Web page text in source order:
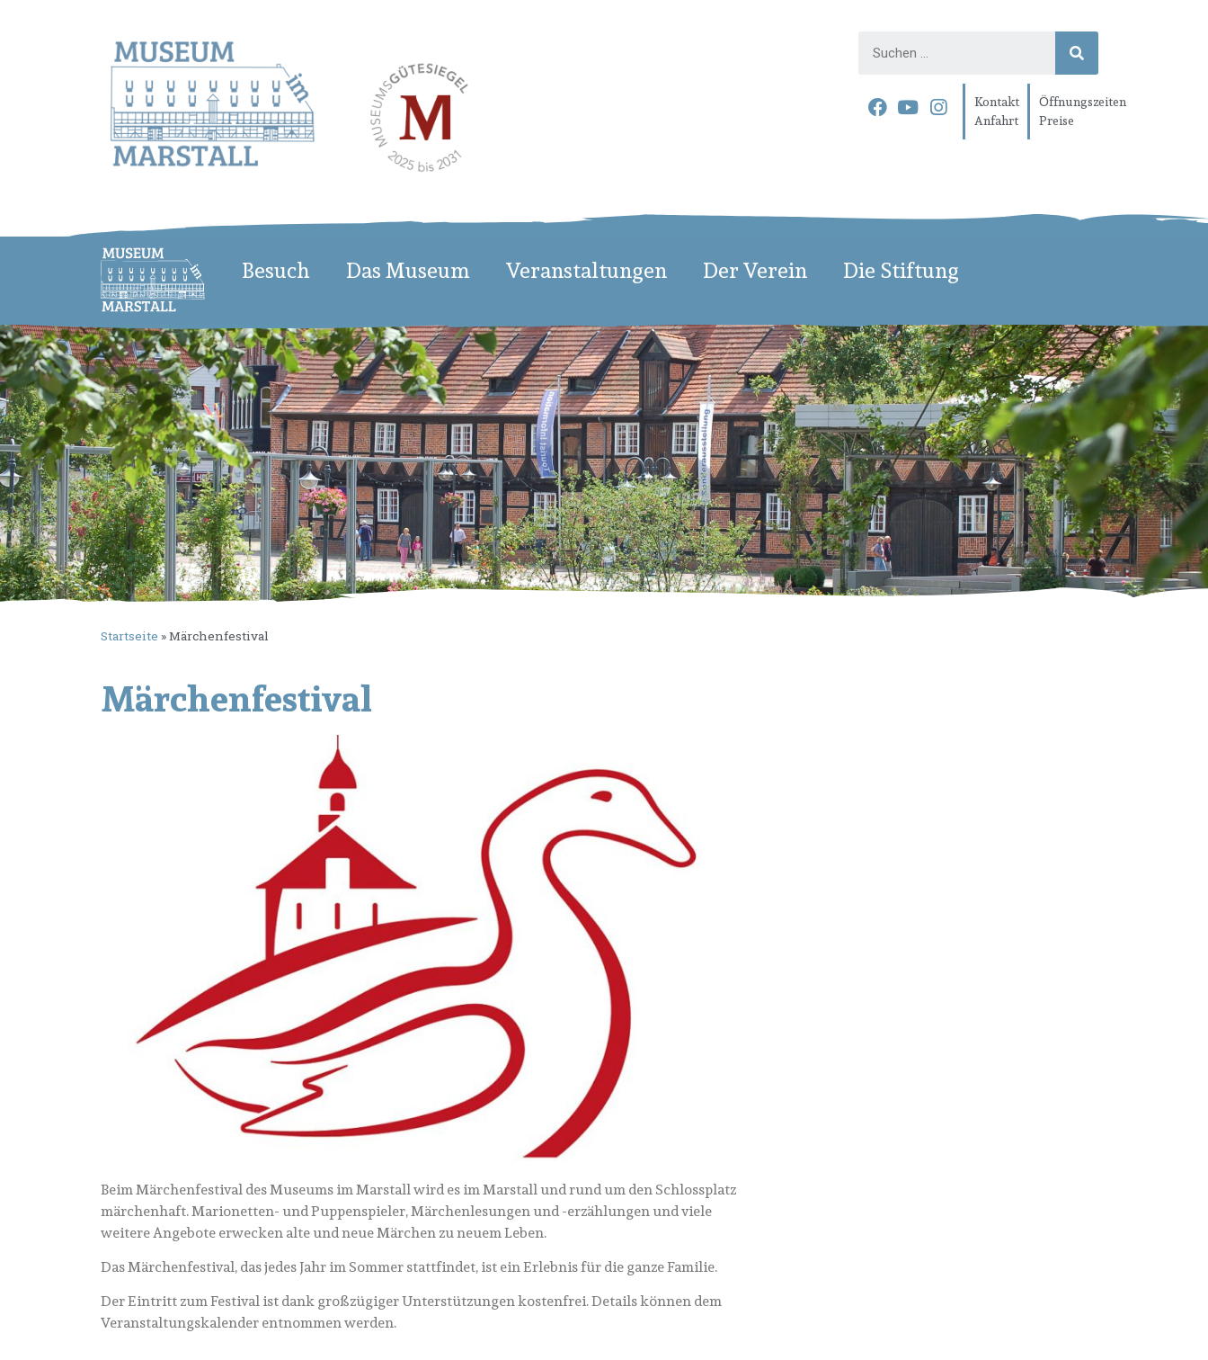
Kontakt
Anfahrt
Öffnungszeiten
Preise
Besuch Das Museum Veranstaltungen Der Verein Die Stiftung
Startseite »Märchenfestival
Märchenfestival
Beim Märchenfestival des Museums im Marstall wird es im Marstall und rund um den Schlossplatz
märchenhaft. Marionetten- und Puppenspieler, Märchenlesungen und -erzählungen und viele
weitere Angebote erwecken alte und neue Märchen zu neuem Leben.
Das Märchenfestival, das jedes Jahr im Sommer stattfindet, ist ein Erlebnis für die ganze Familie.
Der Eintritt zum Festival ist dank großzügiger Unterstützungen kostenfrei. Details können dem
Veranstaltungskalender entnommen werden.